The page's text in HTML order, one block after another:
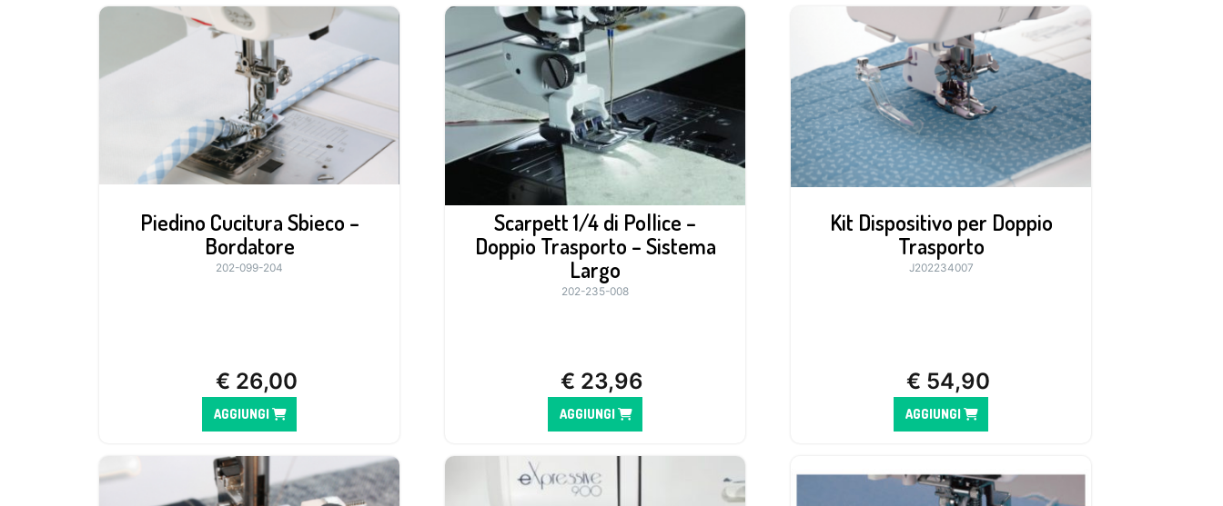
Piedino Cucitura Sbieco –
Bordatore
202-099-204
€ 26,00
AGGIUNGI
Scarpett 1/4 di Pollice –
Doppio Trasporto – Sistema
Largo
202-235-008
€ 23,96
AGGIUNGI
Kit Dispositivo per Doppio
Trasporto
J202234007
€ 54,90
AGGIUNGI